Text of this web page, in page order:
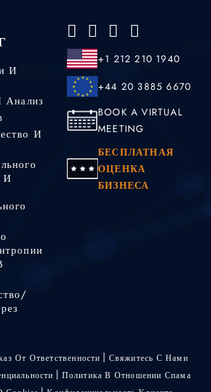
И
Анализ
И
И
+1 212 210 1940
+44 20 3885 6670
BOOK A VIRTUAL
MEETING
БЕСПЛАТНАЯ
ОЦЕНКА
БИЗНЕСА
От Ответственности
Свяжитесь С Нами
Политика В Отношении Спама